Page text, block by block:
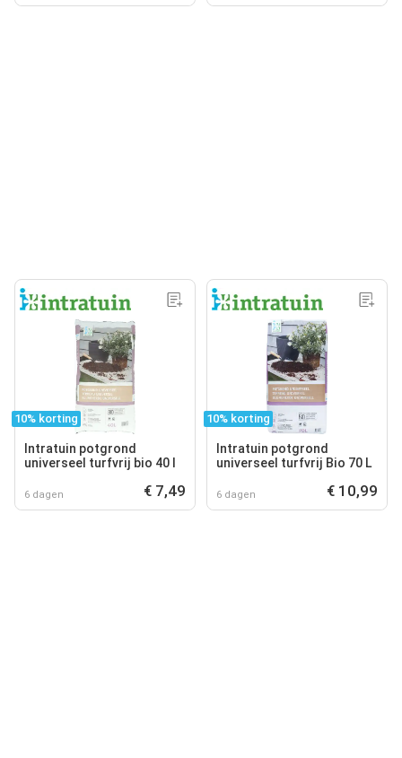
10% korting
Intratuin potgrond
universeel turfvrij bio 40 l
6 dagen € 7,49
10% korting
Intratuin potgrond
universeel turfvrij Bio 70 L
6 dagen € 10,99